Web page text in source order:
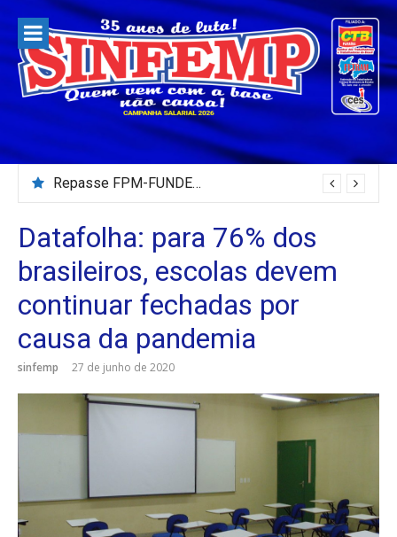
para
conteúdo
Repasse FPM-FUNDEB – Julho/2026
Datafolha: para 76% dos
brasileiros, escolas devem
continuar fechadas por
causa da pandemia
sinfemp 27 de junho de 2020